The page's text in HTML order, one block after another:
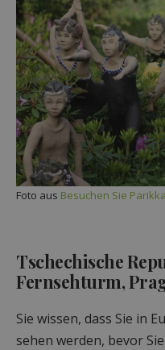
Foto aus Besuchen Sie
Tschechische
Fernsehturm,
Sie wissen, dass Sie in
sehen werden, bevor